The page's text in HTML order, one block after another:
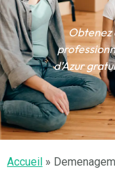
Obtenez
d’Azur
Accueil »